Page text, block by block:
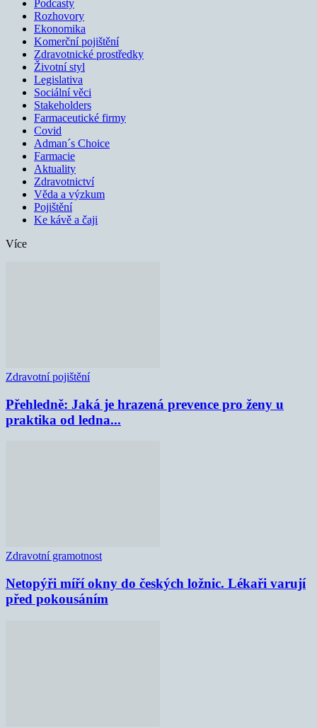
Podcasty
Rozhovory
Ekonomika
Komerční pojištění
Zdravotnické prostředky
Životní styl
Legislativa
Sociální věci
Stakeholders
Farmaceutické firmy
Covid
Adman´s Choice
Farmacie
Aktuality
Zdravotnictví
Věda a výzkum
Pojištění
Ke kávě a čaji
Více
Zdravotní pojištění
Přehledně: Jaká je hrazená prevence pro ženy u
praktika od ledna...
Zdravotní gramotnost
Netopýři míří okny do českých ložnic. Lékaři varují
před pokousáním